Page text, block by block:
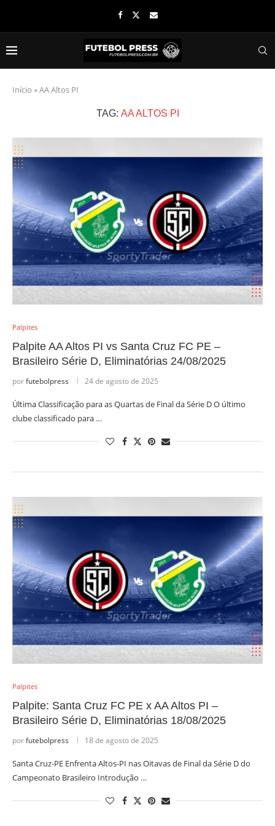
Início »AA Altos PI
TAG: AA ALTOS PI
Palpites
Palpite AA Altos PI vs Santa Cruz FC PE –
Brasileiro Série D, Eliminatórias 24/08/2025
porfutebolpress 24 de agosto de 2025
Última Classificação para as Quartas de Final da Série D O último
clube classificado para …
Palpites
Palpite: Santa Cruz FC PE x AA Altos PI –
Brasileiro Série D, Eliminatórias 18/08/2025
porfutebolpress 18 de agosto de 2025
Santa Cruz-PE Enfrenta Altos-PI nas Oitavas de Final da Série D do
Campeonato Brasileiro Introdução …